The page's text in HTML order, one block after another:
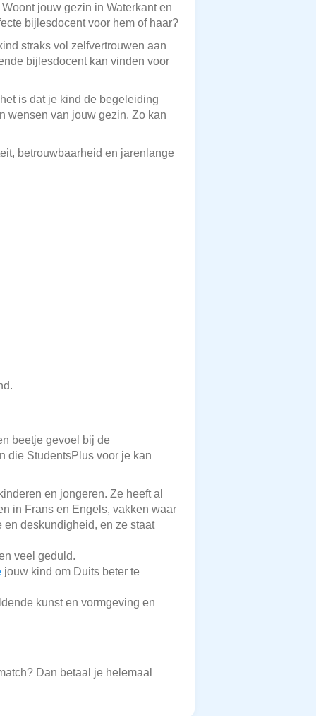
jouw gezin in Waterkant en
bijlesdocent voor hem of haar?
straks vol zelfvertrouwen aan
bijlesdocent kan vinden voor
is dat je kind de begeleiding
wensen van jouw gezin. Zo kan
betrouwbaarheid en jarenlange
beetje gevoel bij de
die StudentsPlus voor je kan
en jongeren. Ze heeft al
in Frans en Engels, vakken waar
en deskundigheid, en ze staat
veel geduld.
jouw kind om Duits beter te
kunst en vormgeving en
Dan betaal je helemaal